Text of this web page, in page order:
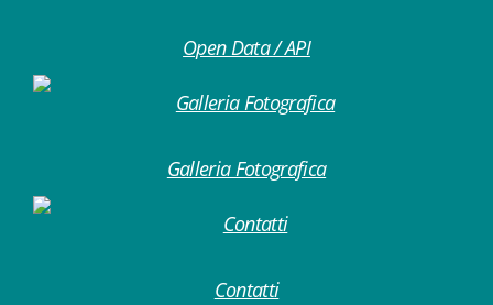
Open Data / API
Galleria Fotografica
Contatti